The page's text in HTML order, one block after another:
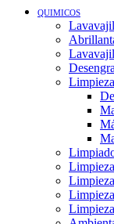
QUIMICOS